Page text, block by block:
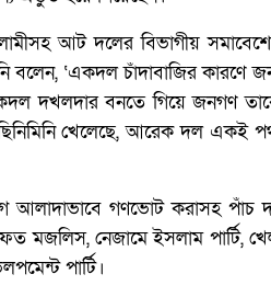
আট দলের বিভাগীয়
বলেন, ‘একদল চাঁদাবাজির কারণে
দখলদার বনতে গিয়ে জনগণ
খেলেছে, আরেক দল একই
আলাদাভাবে গণভোট করাসহ পাঁচ
মজলিস, নেজামে ইসলাম পার্টি,
পার্টি।